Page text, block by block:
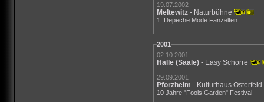
19.07.2002
Meltewitz - Naturbühne
1. Depeche Mode Fanzelten
2001
02.10.2001
Halle (Saale) - Easy Schorre
29.09.2001
Pforzheim - Kulturhaus Osterfeld
10 Jahre "Fools Garden" Festival